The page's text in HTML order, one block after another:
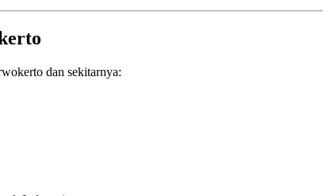
dan sekitarnya: